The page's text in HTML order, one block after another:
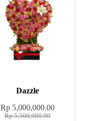
Dazzle
Rp5,500,000.00
Rp 5,000,000.00